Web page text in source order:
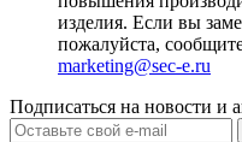
изделия. Если вы
пожалуйста,
marketing@sec-e.ru
Подписаться на новости и